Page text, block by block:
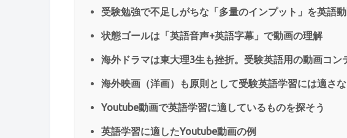
受験勉強で不足しがちな「多量のインプット」を英語
状態ゴールは「英語音声+英語字幕」で動画の理解
海外ドラマは東大理3生も挫折。受験英語用の動画コン
海外映画（洋画）も原則として受験英語学習には適さ
Youtube動画で英語学習に適しているものを探そう
英語学習に適したYoutube動画の例